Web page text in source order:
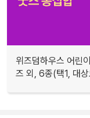
위즈덤하우스 어린
즈 외, 6종(택1, 대